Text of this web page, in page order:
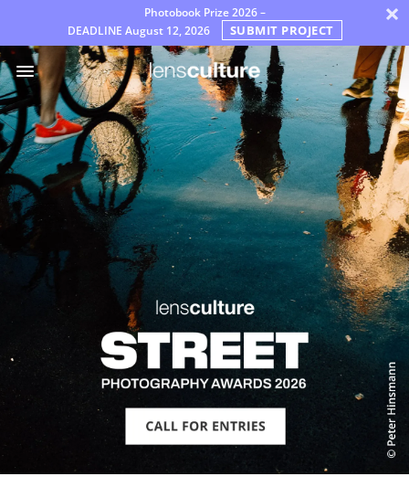
Photobook Prize 2026 –
DEADLINE August 12, 2026 SUBMIT PROJECT ×
ワ
ー
ド
審
査
員
よ
く
あ
則